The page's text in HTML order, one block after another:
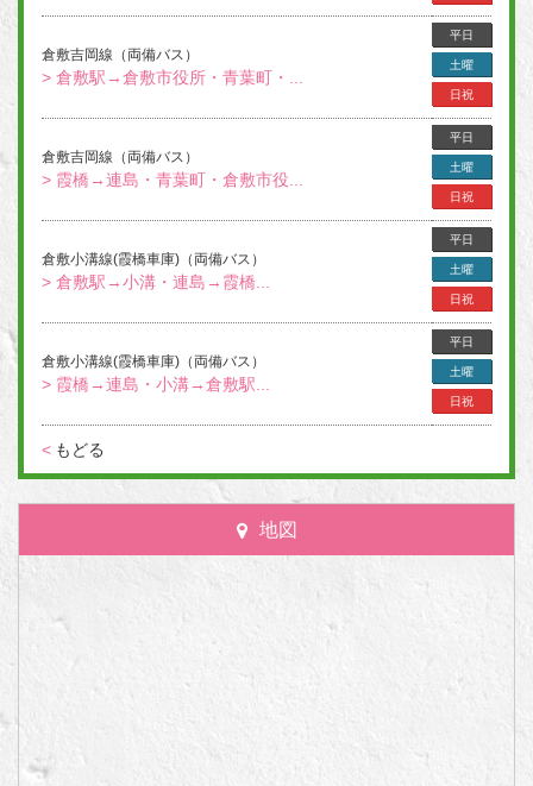
倉敷吉岡線（両備バス）
> 倉敷駅→倉敷市役所・青葉町・...
平日
土曜
日祝
倉敷吉岡線（両備バス）
> 霞橋→連島・青葉町・倉敷市役...
平日
土曜
日祝
倉敷小溝線(霞橋車庫)（両備バス）
> 倉敷駅→小溝・連島→霞橋...
平日
土曜
日祝
倉敷小溝線(霞橋車庫)（両備バス）
> 霞橋→連島・小溝→倉敷駅...
平日
土曜
日祝
< もどる
地図